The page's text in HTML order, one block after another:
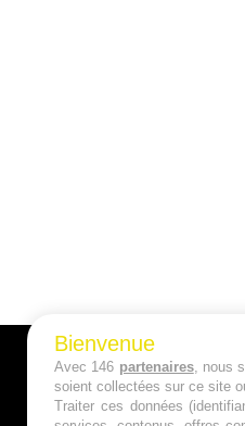
Bienvenue
Avec 146 partenaires, nous
soient collectées sur ce site
Traiter ces données